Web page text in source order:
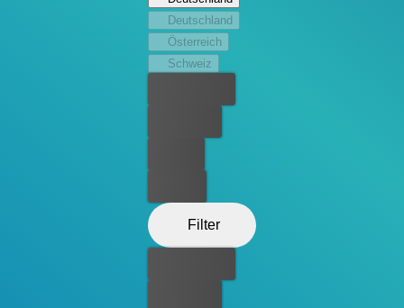
Freunden erleben sie einen unvergesslichen Sommer, an
dessen Ende sich Jack entscheiden muss, welchen Weg
Deutschland
Österreich
Schweiz
Filter